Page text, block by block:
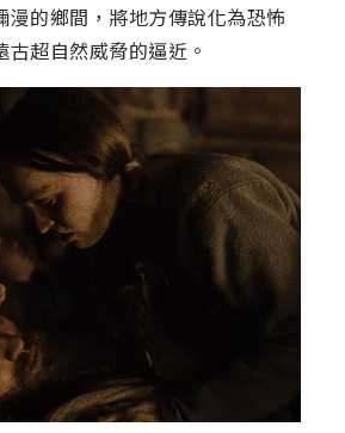
漫的鄉間，將地方傳說化為恐怖
超自然威脅的逼近。